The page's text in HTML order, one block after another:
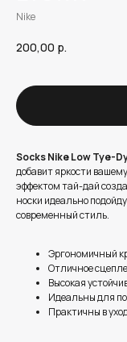
Nike
200,00 р.
Socks Nike Low Tye-
добавит яркости
эффектом тай-дай
носки идеально
современный стиль.
Эргономичный
Отличное
Высокая
Идеальны для
Практичны в